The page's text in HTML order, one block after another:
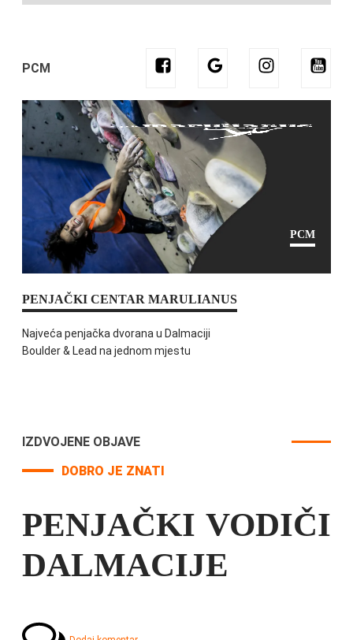
PCM
PCM
PENJAČKI CENTAR MARULIANUS
Najveća penjačka dvorana u Dalmaciji
Boulder & Lead na jednom mjestu
IZDVOJENE OBJAVE
DOBRO JE ZNATI
PENJAČKI VODIČI
DALMACIJE